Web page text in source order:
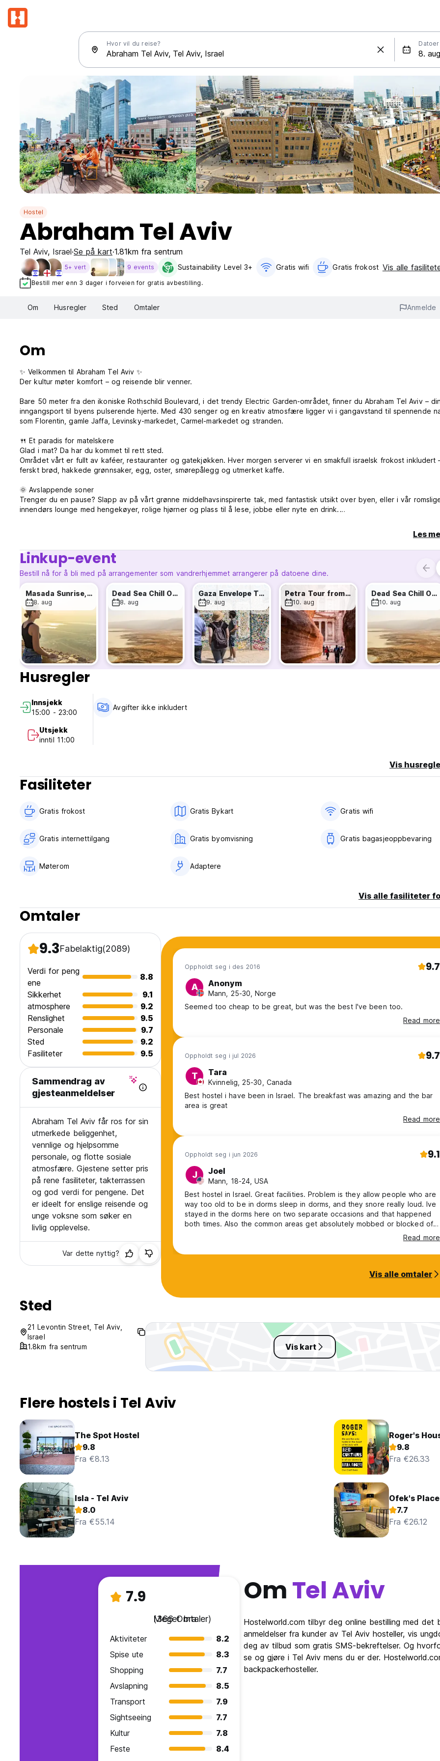
Hvor vil du reise? Datoer
Hostel
Abraham Tel Aviv
Tel Aviv, Israel Se på kart 1.81km fra sentrum
5+ vert 9 events Sustainability Level 3+ Gratis wifi‎ Gratis frokost‎ Vis alle
Bestill mer enn 3 dager i forveien for gratis avbestilling.
Om Husregler Sted Omtaler Anmelde
Om
✨ Velkommen til Abraham Tel Aviv ✨
Der kultur møter komfort – og reisende blir venner.
Bare 50 meter fra den ikoniske Rothschild Boulevard, i det trendy Electric Garden-området, finner du Abraham Tel Aviv –
inngangsport til byens pulserende hjerte. Med 430 senger og en kreativ atmosfære ligger vi i gangavstand til spennende
som Florentin, gamle Jaffa, Levinsky-markedet, Carmel-markedet og stranden.
🍴 Et paradis for matelskere
Glad i mat? Da har du kommet til rett sted.
Området vårt er fullt av kaféer, restauranter og gatekjøkken. Hver morgen serverer vi en smakfull israelsk frokost inkludert
ferskt brød, hakkede grønnsaker, egg, oster, smørepålegg og utmerket kaffe.
🌞 Avslappende soner
Trenger du en pause? Slapp av på vårt grønne middelhavsinspirerte tak, med fantastisk utsikt over byen, eller i vår
innendørs lounge med hengekøyer, rolige hjørner og plass til å lese, jobbe eller nyte en drink.
Velg mellom sovesaler og private rom – alle med aircondition, raskt gratis WiFi, eget bad og rikelig med naturlig lys.
har personlige skap, og vi tilbyr gratis bagasjeoppbevaring på ankomst- og avreisedager.
🍳 Lag mat, møt folk, del opplevelser
Vårt fullt utstyrte felleskjøkken er åpent for alle gjester. Det handler ikke bare om å spare penger – her oppstår vennskap
minner over måltider.
🧭 Utforsk mer enn bare Tel Aviv
Fra soloppgangsturer i Masada til å flyte i Dødehavet, fra historiske Jerusalem til magiske Petra – vår interne turoperatør
uforglemmelige reiser i Israel, Jordan og på Vestbredden.
🤗 Kom som du er
Hos Abraham er fellesskapet i fokus. Vårt varme, lokale team er alltid klare til å dele tips, hemmelige steder og et smil.
Les
Linkup-event
Bestill nå for å bli med på arrangementer som vandrerhjemmet arrangerer på datoene dine.
Masada Sunrise, Ein Gedi & Dead Sea Tour
8. aug
Dead Sea Chill Out Tour – from Tel Aviv
8. aug
Gaza Envelope Tour from Tel Aviv
9. aug
Petra Tour from Tel Aviv (2 Days)
10. aug
Dead Sea Chill Out Tour – from Tel Aviv
10. aug
Husregler
Innsjekk
15:00 - 23:00
Utsjekk
inntil 11:00
Avgifter ikke inkludert
Vis
Fasiliteter
Gratis frokost‎ Gratis Bykart Gratis wifi‎
Gratis internettilgang Gratis byomvisning Gratis bagasjeoppbevaring
Møterom Adaptere
Vis alle fasiliteter
Omtaler
9.3Fabelaktig(2089)
Verdi for peng
ene
8.8
Sikkerhet
9.1
atmosphere
9.2
Renslighet
9.5
Personale
9.7
Sted
9.2
Fasiliteter
9.5
Sammendrag av
gjesteanmeldelser
Abraham Tel Aviv får ros for sin
utmerkede beliggenhet,
vennlige og hjelpsomme
personale, og flotte sosiale
atmosfære. Gjestene setter pris
på rene fasiliteter, takterrassen
og god verdi for pengene. Det
er ideelt for enslige reisende og
unge voksne som søker en
livlig opplevelse.
Var dette nyttig?
Oppholdt seg i des 2016 9.7
A Anonym
Mann, 25-30, Norge
Seemed too cheap to be great, but was the best I've been too.
Read more
Oppholdt seg i jul 2026 9.7
T Tara
Kvinnelig, 25-30, Canada
Best hostel i have been in Israel. The breakfast was amazing and the bar
area is great
Read more
Oppholdt seg i jun 2026 9.1
J Joel
Mann, 18-24, USA
Best hostel in Israel. Great facilities. Problem is they allow people who are
way too old to be in dorms sleep in dorms, and they snore really loud. Ive
stayed in the dorms here on two separate occasions and that happened
both times. Also the common areas get absolutely mobbed or blocked off
a lot of the time because of events. I get it, this is a business and there is
less tourists. Still would recommend staying here if you’re coming to Tel
Aviv.
Read more
Vis alle omtaler
Sted
21 Levontin Street, Tel Aviv,
Israel
1.8km fra sentrum
Vis kart
Flere hostels i Tel Aviv
The Spot Hostel
9.8
Fra €8.13
Roger's
9.8
Fra €26.33
Isla - Tel Aviv
8.0
Fra €55.14
Ofek's
7.7
Fra €26.12
7.9
Meget bra
(366 Omtaler)
Aktiviteter
8.2
Spise ute
8.3
Shopping
7.7
Avslapning
8.5
Transport
7.9
Sightseeing
7.7
Kultur
7.8
Feste
8.4
OmTel Aviv
Hostelworld.com tilbyr deg online bestilling med
anmeldelser fra kunder av Tel Aviv hosteller, vis
deg av tilbud som gratis SMS-bekreftelser. Og
se og gjøre i Tel Aviv mens du er der.
backpackerhosteller.